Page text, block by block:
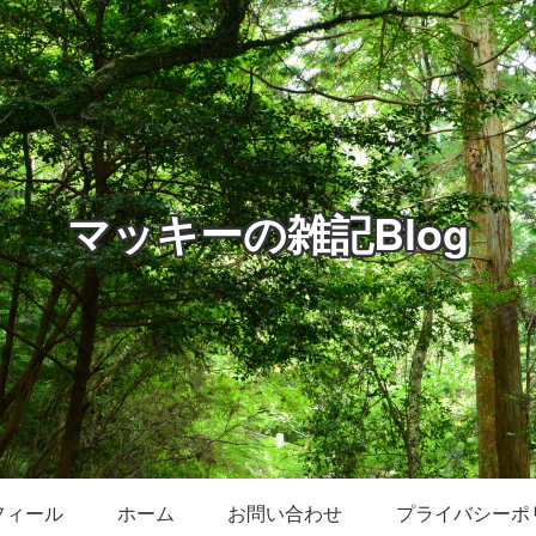
マッキーの雑記Blog
ィール ホーム お問い合わせ プライバシーポ